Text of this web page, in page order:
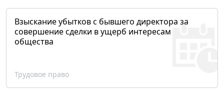
Взыскание убытков с бывшего директора за
совершение сделки в ущерб интересам
общества
Трудовое право